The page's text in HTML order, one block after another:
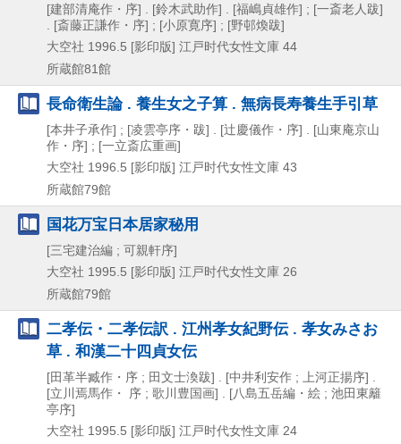
[建部清庵作・序] . [鈴木武助作] . [福嶋貞雄作] ; [一斎老人跋]
. [斎藤正謙作・序] ; [小原寛序] ; [野邨煥跋]
大空社 1996.5 [影印版] 江戸时代女性文庫 44
所蔵館81館
長命衛生論 . 養生女之子算 . 無病長寿養生手引草
[本井子承作] ; [凌雲亭序・跋] . [辻慶儀作・序] . [山東庵京山
作・序] ; [一立斎広重画]
大空社 1996.5 [影印版] 江戸时代女性文庫 43
所蔵館79館
国花万宝日本居家秘用
[三宅建治編 ; 可親軒序]
大空社 1995.5 [影印版] 江戸时代女性文庫 26
所蔵館79館
二孝伝・二孝伝訳 . 江州孝女紀野伝 . 孝女みさお
草 . 和漢二十四貞女伝
[田革半臧作・序 ; 田文士渙跋] . [中井利安作 ; 上河正揚序] .
[立川焉馬作・ 序 ; 歌川豊国画] . [八島五岳編・絵 ; 池田東籬
亭序]
大空社 1995.5 [影印版] 江戸时代女性文庫 24